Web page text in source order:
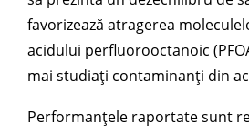
favorizează atragerea
acidului perfluorooctanoic
mai studiați contaminanți din
Performanțele raportate sunt